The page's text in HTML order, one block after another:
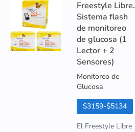
Freestyle Libre.
Sistema flash
de monitoreo
de glucosa (1
Lector + 2
Sensores)
Monitoreo de
Glucosa
$3159-$5134
El Freestyle Libre